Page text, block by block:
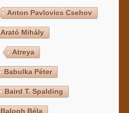
Anton Pavlovics Csehov
Arató Mihály
Atreya
Babulka Péter
Baird T. Spalding
Balogh Béla